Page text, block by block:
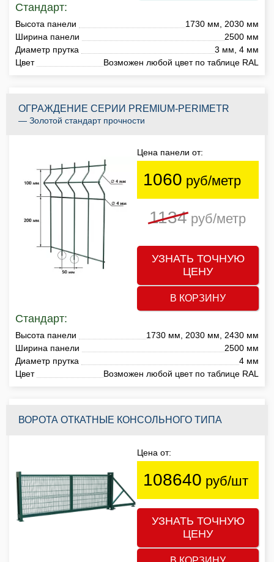
Стандарт:
Высота панели
1730 мм, 2030 мм
Ширина панели
2500 мм
Диаметр прутка
3 мм, 4 мм
Цвет
Возможен любой цвет по таблице RAL
ОГРАЖДЕНИЕ СЕРИИ PREMIUM-PERIMETR
— Золотой стандарт прочности
Цена панели от:
1060 руб/метр
1134руб/метр
УЗНАТЬ ТОЧНУЮ
ЦЕНУ
В КОРЗИНУ
Стандарт:
Высота панели
1730 мм, 2030 мм, 2430 мм
Ширина панели
2500 мм
Диаметр прутка
4 мм
Цвет
Возможен любой цвет по таблице RAL
ВОРОТА ОТКАТНЫЕ КОНСОЛЬНОГО ТИПА
Цена от:
108640 руб/шт
УЗНАТЬ ТОЧНУЮ
ЦЕНУ